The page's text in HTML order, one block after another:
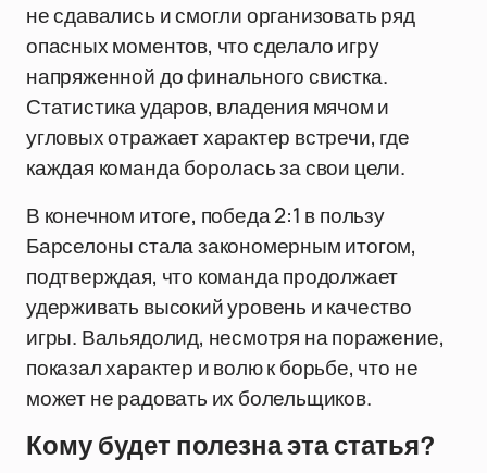
не сдавались и смогли организовать ряд
опасных моментов, что сделало игру
напряженной до финального свистка.
Статистика ударов, владения мячом и
угловых отражает характер встречи, где
каждая команда боролась за свои цели.
В конечном итоге, победа 2:1 в пользу
Барселоны стала закономерным итогом,
подтверждая, что команда продолжает
удерживать высокий уровень и качество
игры. Вальядолид, несмотря на поражение,
показал характер и волю к борьбе, что не
может не радовать их болельщиков.
Кому будет полезна эта статья?